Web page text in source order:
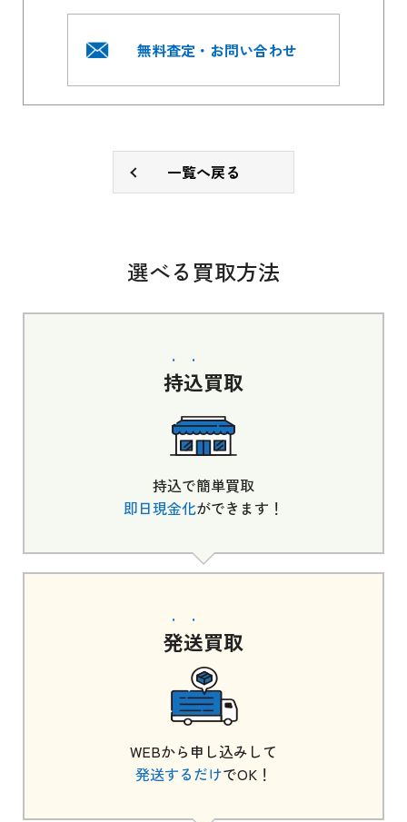
無料査定・お問い合わせ
一覧へ戻る
選べる買取方法
持込買取
持込で簡単買取
即日現金化ができます！
発送買取
WEBから申し込みして
発送するだけでOK！